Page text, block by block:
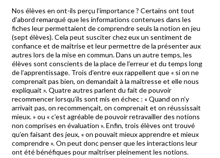
Nos élèves en ont-ils perçu l’importance ? Certains ont tout
d’abord remarqué que les informations contenues dans les
fiches leur permettaient de comprendre seuls la notion en jeu
(sept élèves). Cela peut susciter chez eux un sentiment de
confiance et de maîtrise et leur permettre de la présenter aux
autres lors de la mise en commun. Dans un autre temps, les
élèves sont conscients de la place de l’erreur et du temps long
de l’apprentissage. Trois d’entre eux rappellent que « si on ne
comprenait pas bien, on demandait à la maîtresse et elle nous
expliquait ». Quatre autres parlent du fait de pouvoir
recommencer lorsqu’ils sont mis en échec : « Quand on n’y
arrivait pas, on recommençait, on comprenait et on réussissait
mieux. » ou « c’est agréable de pouvoir retravailler des notions
non comprises en évaluation ». Enfin, trois élèves ont trouvé
qu’en faisant des jeux, « on pouvait mieux apprendre et mieux
comprendre ». On peut donc penser que les interactions leur
ont été bénéfiques pour maîtriser pleinement les notions.